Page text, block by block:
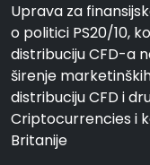
Uprava za
o politici PS20/10,
distribuciju CFD-a
širenje
distribuciju CFD i
Criptocurrencies i
Britanije